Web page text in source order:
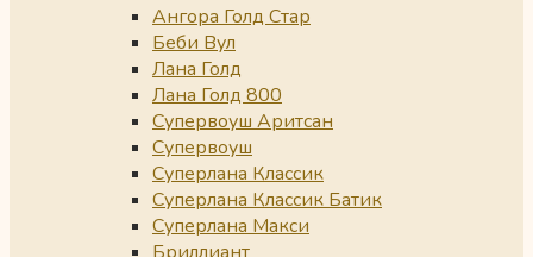
Ангора Голд Стар
Беби Вул
Лана Голд
Лана Голд 800
Супервоуш Аритсан
Супервоуш
Суперлана Классик
Суперлана Классик Батик
Суперлана Макси